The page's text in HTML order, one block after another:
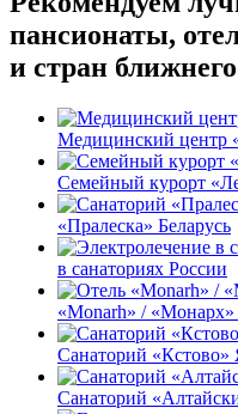
пансионаты,
и стран
Медицинский центр
Семейный курорт
«Пралеска» Беларусь
в санаториях России
«Monarh» /
Санаторий «Кстово»
Санаторий